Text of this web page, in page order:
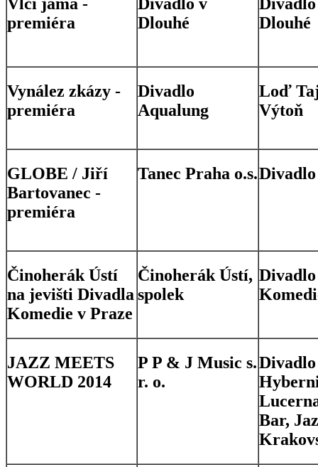
Vlčí jáma -
premiéra
Divadlo v
Dlouhé
Dlouhé
Vynález zkázy -
premiéra
Divadlo
Aqualung
Loď
Výtoň
GLOBE / Jiří
Bartovanec -
premiéra
Tanec Praha o.s.Divadlo
Činoherák Ústí
na jevišti Divadla
Komedie v Praze
Činoherák Ústí,
spolek
Divadlo
JAZZ MEETS
WORLD 2014
P P & J Music s.
r. o.
Divadlo
Bar,